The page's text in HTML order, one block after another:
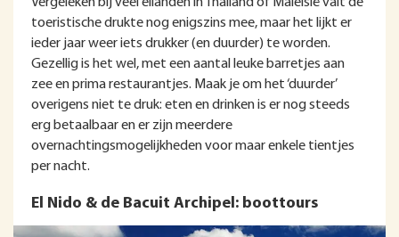
toeristische drukte nog enigszins mee, maar het lijkt er
ieder jaar weer iets drukker (en duurder) te worden.
Gezellig is het wel, met een aantal leuke barretjes aan
zee en prima restaurantjes. Maak je om het ‘duurder’
overigens niet te druk: eten en drinken is er nog steeds
erg betaalbaar en er zijn meerdere
overnachtingsmogelijkheden voor maar enkele tientjes
per nacht.
El Nido & de Bacuit Archipel: boottours